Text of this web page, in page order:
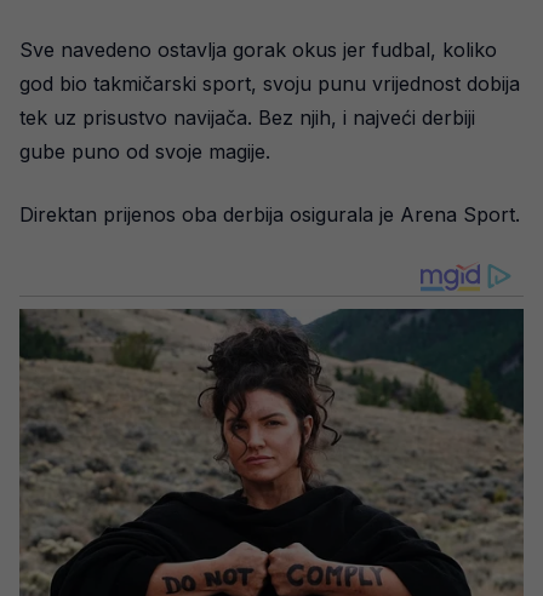
Sve navedeno ostavlja gorak okus jer fudbal, koliko
god bio takmičarski sport, svoju punu vrijednost dobija
tek uz prisustvo navijača. Bez njih, i najveći derbiji
gube puno od svoje magije.
Direktan prijenos oba derbija osigurala je Arena Sport.